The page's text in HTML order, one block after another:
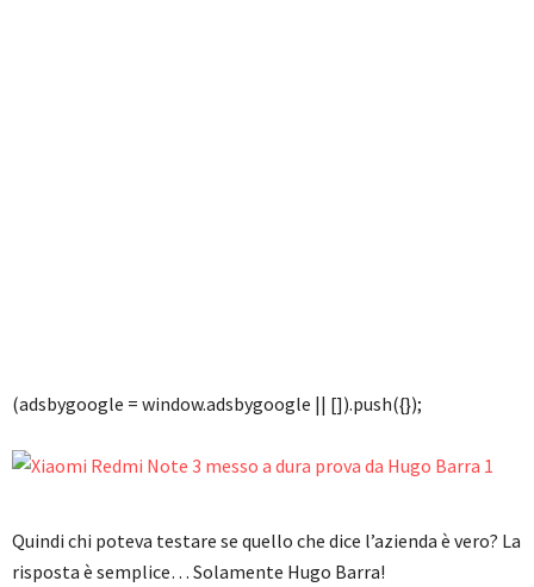
(adsbygoogle = window.adsbygoogle || []).push({});
Quindi chi poteva testare se quello che dice l’azienda è vero? La
risposta è semplice… Solamente Hugo Barra!